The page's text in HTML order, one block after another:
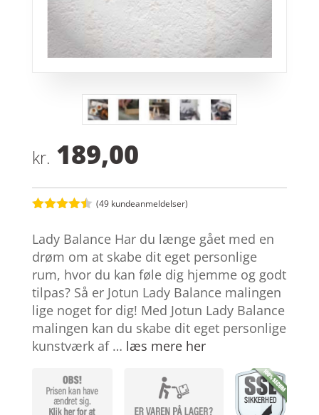
kr. 189,00
ud af 5
baseret
på
kundebedø
mmelser
(49 kundeanmeldelser)
Lady Balance Har du længe gået med en
drøm om at skabe dit eget personlige
rum, hvor du kan føle dig hjemme og godt
tilpas? Så er Jotun Lady Balance malingen
lige noget for dig! Med Jotun Lady Balance
malingen kan du skabe dit eget personlige
kunstværk af … læs mere her